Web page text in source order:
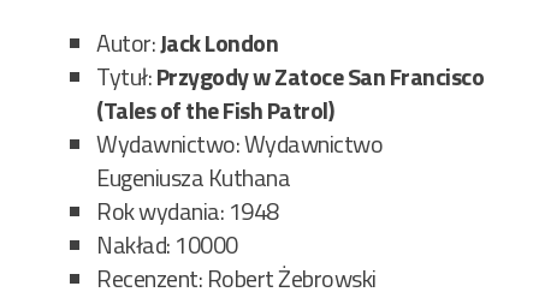
Autor:Jack London
Tytuł:Przygody w Zatoce San Francisco
(Tales of the Fish Patrol)
Wydawnictwo: Wydawnictwo
Eugeniusza Kuthana
Rok wydania: 1948
Nakład: 10000
Recenzent: Robert Żebrowski